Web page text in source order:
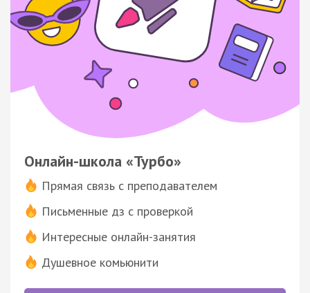
Онлайн-школа «Турбо»
Прямая связь с преподавателем
Письменные дз с проверкой
Интересные онлайн-занятия
Душевное комьюнити